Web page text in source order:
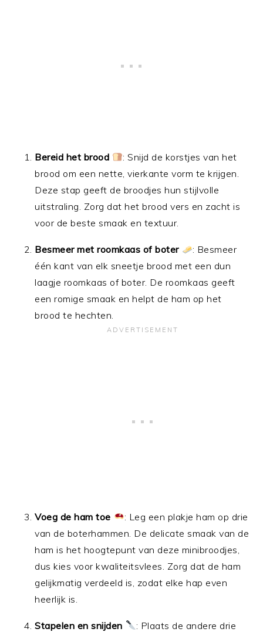
Bereid het brood
: Snijd de korstjes van het
brood om een nette, vierkante vorm te krijgen.
Deze stap geeft de broodjes hun stijlvolle
uitstraling. Zorg dat het brood vers en zacht is
voor de beste smaak en textuur.
Besmeer met roomkaas of boter
: Besmeer
één kant van elk sneetje brood met een dun
laagje roomkaas of boter. De roomkaas geeft
een romige smaak en helpt de ham op het
brood te hechten.
Voeg de ham toe
: Leg een plakje ham op drie
van de boterhammen. De delicate smaak van de
ham is het hoogtepunt van deze minibroodjes,
dus kies voor kwaliteitsvlees. Zorg dat de ham
gelijkmatig verdeeld is, zodat elke hap even
heerlijk is.
Stapelen en snijden : Plaats de andere drie